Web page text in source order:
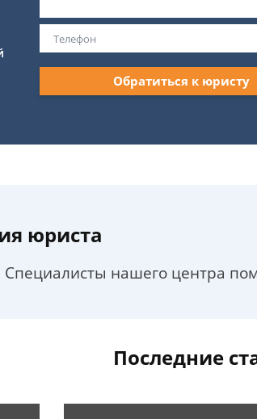
Обратиться к юристу
юриста
Специалисты нашего центра
Последние